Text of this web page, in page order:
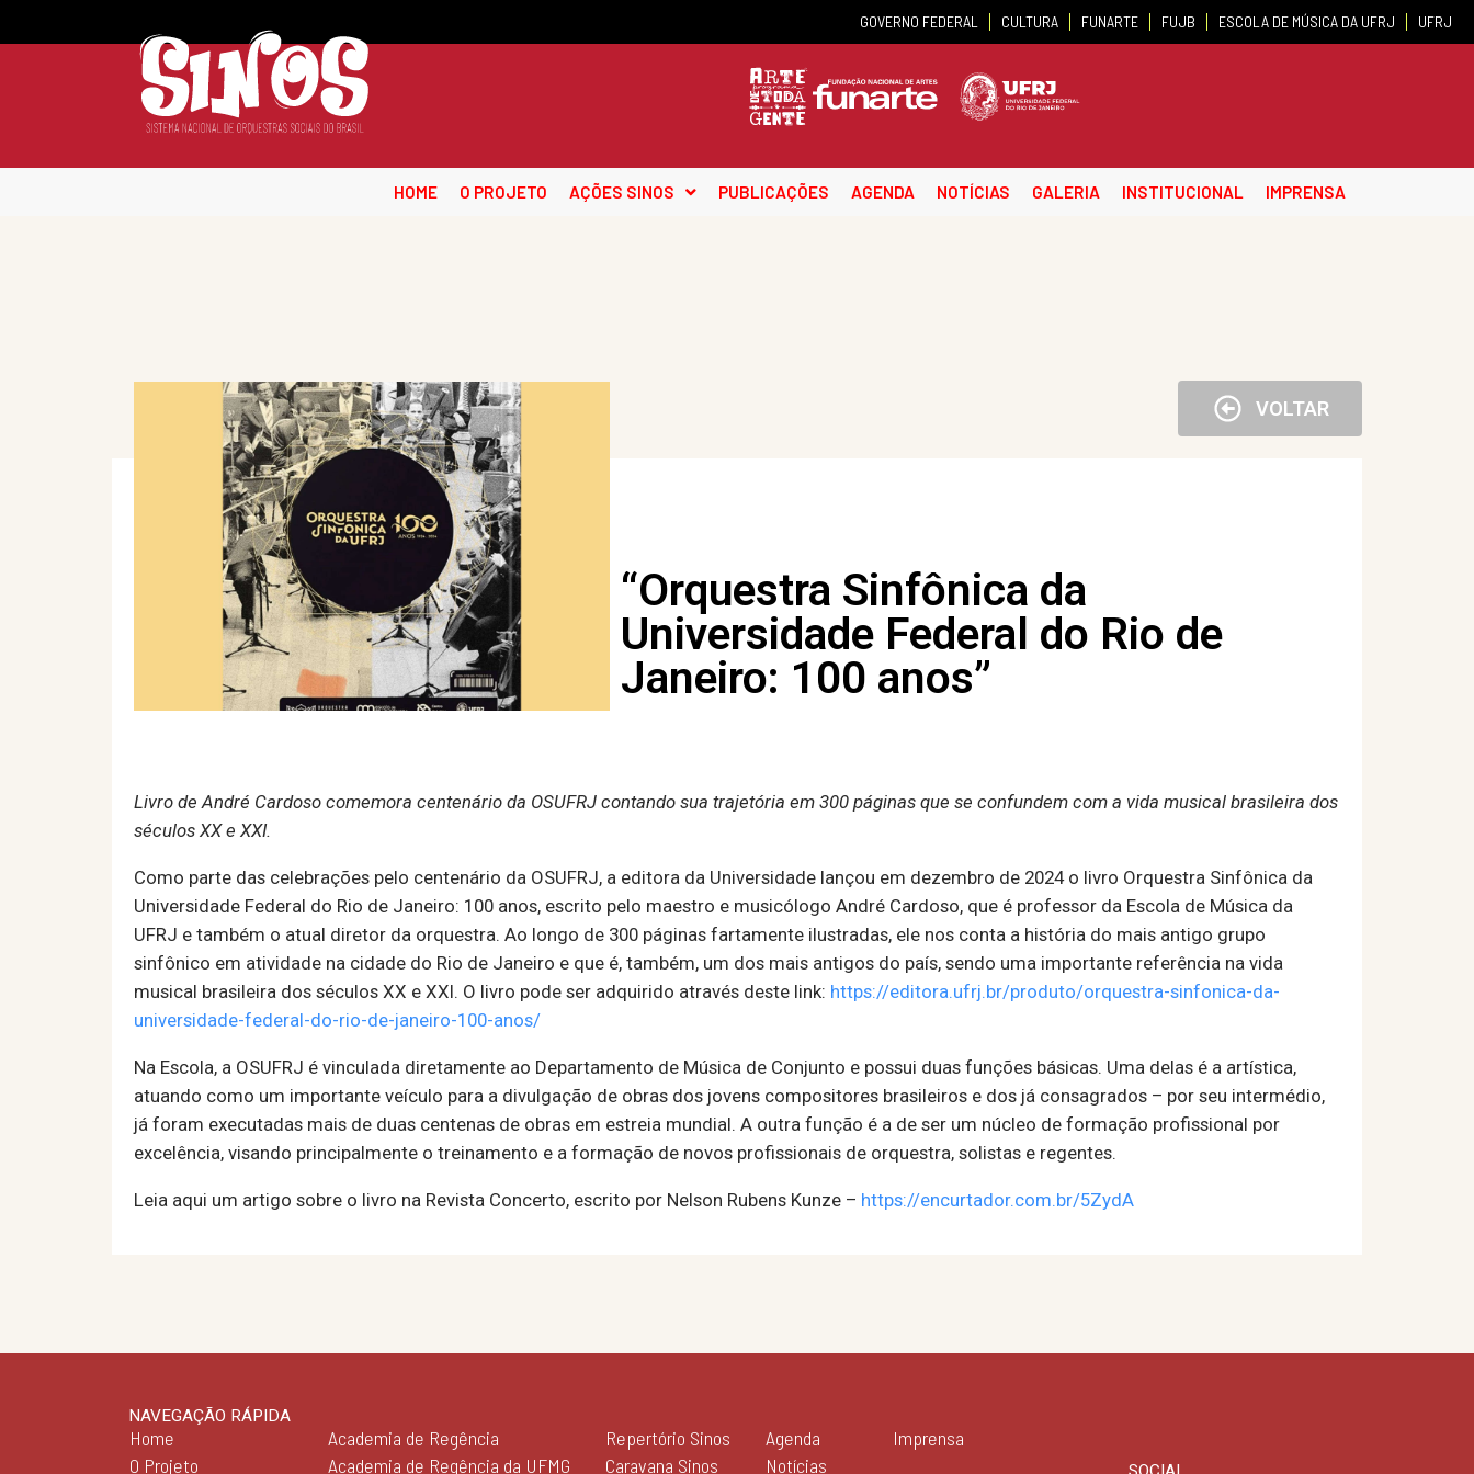
GOVERNO FEDERAL CULTURA FUNARTE FUJB ESCOLA DE MÚSICA DA UFRJ UFRJ
HOME O PROJETO AÇÕES SINOS PUBLICAÇÕES AGENDA NOTÍCIAS GALERIA INSTITUCIONAL IMPRENSA
VOLTAR
“Orquestra Sinfônica da
Universidade Federal do Rio de
Janeiro: 100 anos”
Livro de André Cardoso comemora centenário da OSUFRJ contando sua trajetória em 300 páginas que se confundem com a vida musical brasileira dos
séculos XX e XXI.
Como parte das celebrações pelo centenário da OSUFRJ, a editora da Universidade lançou em dezembro de 2024 o livro Orquestra Sinfônica da
Universidade Federal do Rio de Janeiro: 100 anos, escrito pelo maestro e musicólogo André Cardoso, que é professor da Escola de Música da
UFRJ e também o atual diretor da orquestra. Ao longo de 300 páginas fartamente ilustradas, ele nos conta a história do mais antigo grupo
sinfônico em atividade na cidade do Rio de Janeiro e que é, também, um dos mais antigos do país, sendo uma importante referência na vida
musical brasileira dos séculos XX e XXI. O livro pode ser adquirido através deste link: https://editora.ufrj.br/produto/orquestra-sinfonica-da-
universidade-federal-do-rio-de-janeiro-100-anos/
Na Escola, a OSUFRJ é vinculada diretamente ao Departamento de Música de Conjunto e possui duas funções básicas. Uma delas é a artística,
atuando como um importante veículo para a divulgação de obras dos jovens compositores brasileiros e dos já consagrados – por seu intermédio,
já foram executadas mais de duas centenas de obras em estreia mundial. A outra função é a de ser um núcleo de formação profissional por
excelência, visando principalmente o treinamento e a formação de novos profissionais de orquestra, solistas e regentes.
Leia aqui um artigo sobre o livro na Revista Concerto, escrito por Nelson Rubens Kunze – https://encurtador.com.br/5ZydA
NAVEGAÇÃO RÁPIDA
Home
O Projeto
Academia de Regência
Academia de Regência da UFMG
Repertório Sinos
Caravana Sinos
Agenda
Notícias
Imprensa